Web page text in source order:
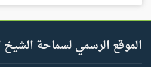
الموقع الرسمي لسماحة الشيخ